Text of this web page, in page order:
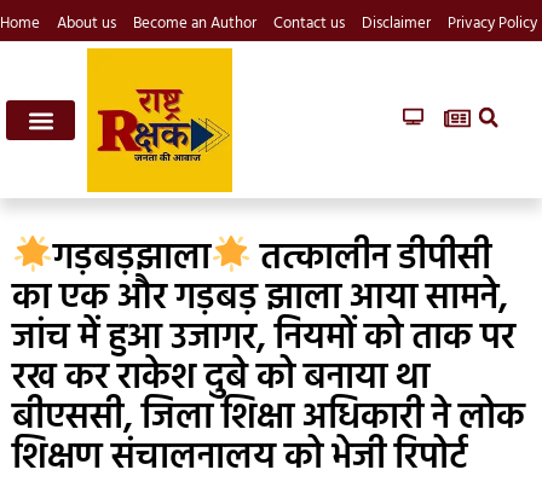
Home About us Become an Author Contact us Disclaimer Privacy Policy
गड़बड़झाला तत्कालीन डीपीसी
का एक और गड़बड़ झाला आया सामने,
जांच में हुआ उजागर, नियमों को ताक पर
रख कर राकेश दुबे को बनाया था
बीएससी, जिला शिक्षा अधिकारी ने लोक
शिक्षण संचालनालय को भेजी रिपोर्ट